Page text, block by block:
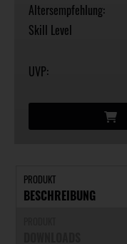
Altersempfehlung:
Skill Level
UVP:
PRODUKT
BESCHREIBUNG